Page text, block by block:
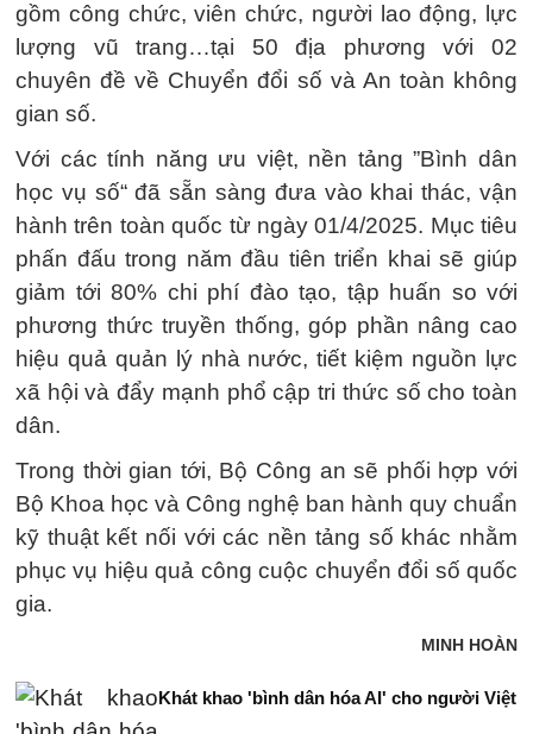
gồm công chức, viên chức, người lao động, lực
lượng vũ trang…tại 50 địa phương với 02
chuyên đề về Chuyển đổi số và An toàn không
gian số.
Với các tính năng ưu việt, nền tảng ”Bình dân
học vụ số“ đã sẵn sàng đưa vào khai thác, vận
hành trên toàn quốc từ ngày 01/4/2025. Mục tiêu
phấn đấu trong năm đầu tiên triển khai sẽ giúp
giảm tới 80% chi phí đào tạo, tập huấn so với
phương thức truyền thống, góp phần nâng cao
hiệu quả quản lý nhà nước, tiết kiệm nguồn lực
xã hội và đẩy mạnh phổ cập tri thức số cho toàn
dân.
Trong thời gian tới, Bộ Công an sẽ phối hợp với
Bộ Khoa học và Công nghệ ban hành quy chuẩn
kỹ thuật kết nối với các nền tảng số khác nhằm
phục vụ hiệu quả công cuộc chuyển đổi số quốc
gia.
MINH HOÀN
Khát khao 'bình dân hóa AI' cho người Việt